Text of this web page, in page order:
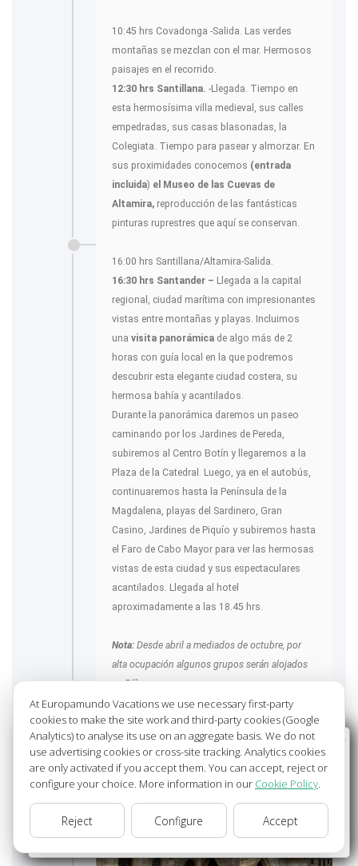
10:45 hrs Covadonga -Salida. Las verdes
montañas se mezclan con el mar. Hermosos
paisajes en el recorrido.
12:30 hrs Santillana. -Llegada. Tiempo en
esta hermosísima villa medieval, sus calles
empedradas, sus casas blasonadas, la
Colegiata. Tiempo para pasear y almorzar. En
sus proximidades conocemos (entrada
incluida) el Museo de las Cuevas de
Altamira, reproducción de las fantásticas
pinturas ruprestres que aquí se conservan.
16:00 hrs Santillana/Altamira-Salida.
16:30 hrs Santander – Llegada a la capital
regional, ciudad marítima con impresionantes
vistas entre montañas y playas. Incluimos
una visita panorámica de algo más de 2
horas con guía local en la que podremos
descubrir esta elegante ciudad costera, su
hermosa bahía y acantilados.
Durante la panorámica daremos un paseo
caminando por los Jardines de Pereda,
subiremos al Centro Botín y llegaremos a la
Plaza de la Catedral. Luego, ya en el autobús,
continuaremos hasta la Península de la
Magdalena, playas del Sardinero, Gran
Casino, Jardines de Piquío y subiremos hasta
el Faro de Cabo Mayor para ver las hermosas
vistas de esta ciudad y sus espectaculares
acantilados. Llegada al hotel
aproximadamente a las 18.45 hrs.
Nota: Desde abril a mediados de octubre, por
alta ocupación algunos grupos serán alojados
en Bilbao.
OVIEDO 68ºF - 72ºF
- COVADONGA
91ºF - 91ºF
- SANTILLANA DEL MAR
68ºF - 68ºF
- SANTANDER 70ºF - 72ºF
Wellcome to Europamundo Vacations, your in the
international site of:
Bienvenido a Europamundo Vacaciones, está usted en el
sitio internacional de:
USA(en) change/cambiar
At Europamundo Vacations we use necessary first-party
cookies to make the site work and third-party cookies (Google
Analytics) to analyse its use on an aggregate basis. We do not
use advertising cookies or cross-site tracking. Analytics cookies
are only activated if you accept them. You can accept, reject or
configure your choice. More information in our Cookie Policy.
Reject Configure Accept